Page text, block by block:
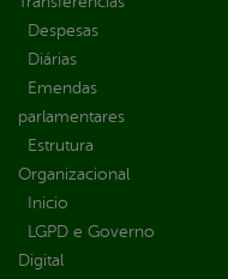
Despesas
Diárias
Emendas
parlamentares
Estrutura
Organizacional
Inicio
LGPD e Governo
Digital